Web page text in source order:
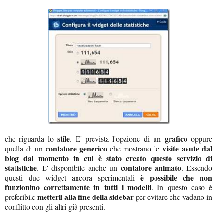
che riguarda lostile. E' prevista l'opzione di un graficooppure
quella di un contatore genericoche mostrano levisite avute dal
blog dal momento in cui è stato creato questo servizio di
statistiche. E' disponibile anche un contatore animato. Essendo
questi due widget ancora sperimentali è possibile che non
funzionino correttamente in tutti i modelli. In questo caso è
preferibilemetterli alla fine della sidebarper evitare che vadano in
conflitto con gli altri già presenti.